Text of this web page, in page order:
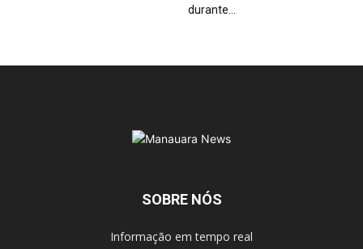
durante...
SOBRE NÓS
Informação em tempo real